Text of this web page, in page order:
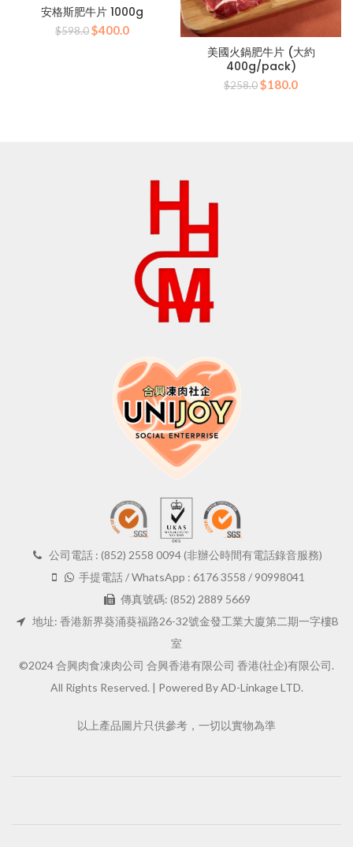
安格斯肥牛片 1000g
$598.0原
$400.0目
美國火鍋肥牛片 (大約
400g/pack)
$258.0原
$180.0目
公司電話 : (852) 2558 0094 (非辦公時間有電話錄音服務)
手提電話 / WhatsApp : 6176 3558 / 90998041
傳真號碼: (852) 2889 5669
地址: 香港新界葵涌葵福路26-32號金發工業大廈第二期一字樓B
室
©2024 合興肉食凍肉公司 合興香港有限公司 香港(社企)有限公司.
All Rights Reserved. | Powered By AD-Linkage LTD.
以上產品圖片只供參考，一切以實物為準